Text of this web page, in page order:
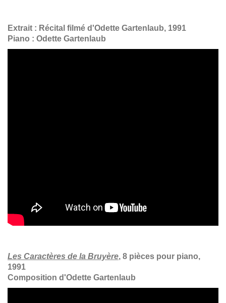
Extrait : Récital filmé d'Odette Gartenlaub, 1991
Piano : Odette Gartenlaub
Les Caractères de la Bruyère, 8 pièces pour piano,
1991
Composition d'Odette Gartenlaub